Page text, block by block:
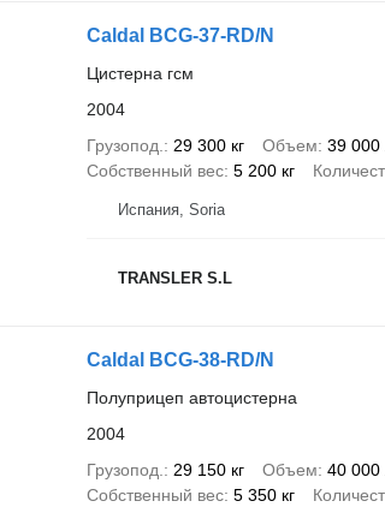
Caldal BCG-37-RD/N
Цистерна гсм
2004
Грузопод.
29 300 кг Объем 39 000
Собственный вес 5 200 кг
Испания, Soria
TRANSLER S.L
Caldal BCG-38-RD/N
Полуприцеп автоцистерна
2004
Грузопод.
29 150 кг Объем 40 000
Собственный вес 5 350 кг